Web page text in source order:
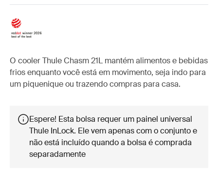
O cooler Thule Chasm 21L mantém alimentos e bebidas
frios enquanto você está em movimento, seja indo para
um piquenique ou trazendo compras para casa.
Espere! Esta bolsa requer um painel universal
Thule InLock. Ele vem apenas com o conjunto e
não está incluído quando a bolsa é comprada
separadamente